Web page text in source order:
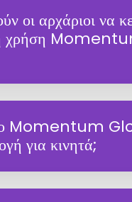
οι αρχάριοι να
χρήση
Momentum
για κινητά;